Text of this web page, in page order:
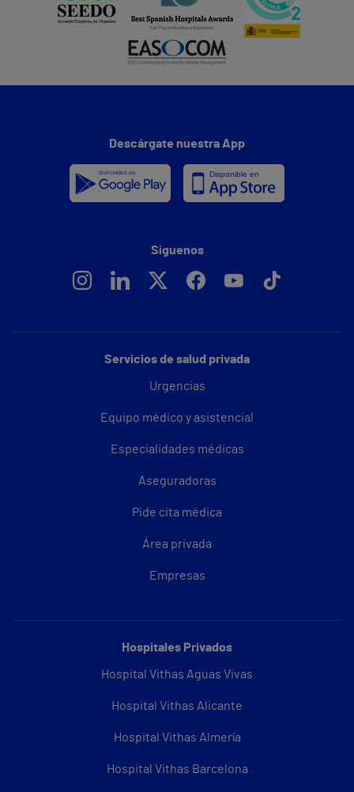
Servicios de salud privada
Urgencias
Equipo médico y asistencial
Especialidades médicas
Aseguradoras
Pide cita médica
Área privada
Empresas
Hospitales Privados
Hospital Vithas Aguas Vivas
Hospital Vithas Alicante
Hospital Vithas Almería
Hospital Vithas Barcelona
Descárgate nuestra App
Síguenos